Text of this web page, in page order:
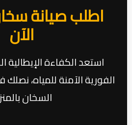
اطلب صيانة
الآن
استعد الكفاءة الإيطالية
الفورية الآمنة للمياه، نصلك
السخان